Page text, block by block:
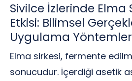
Sivilce İzlerinde Elma
Etkisi: Bilimsel
Uygulama
Elma sirkesi, fermente
sonucudur. İçerdiği asetik